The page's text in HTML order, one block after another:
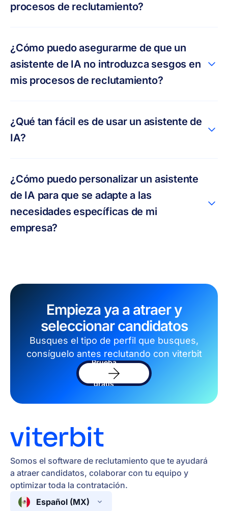
procesos de reclutamiento?
¿Cómo puedo asegurarme de que un
asistente de IA no introduzca sesgos en
mis procesos de reclutamiento?
¿Qué tan fácil es de usar un asistente de
IA?
¿Cómo puedo personalizar un asistente
de IA para que se adapte a las
necesidades específicas de mi
empresa?
Empieza ya a atraer y
seleccionar candidatos
Busques el tipo de perfil que busques,
consíguelo antes reclutando con viterbit
Prueba
software
gratis
Somos el software de reclutamiento que te ayudará
a atraer candidatos, colaborar con tu equipo y
optimizar toda la contratación.
Español (MX)